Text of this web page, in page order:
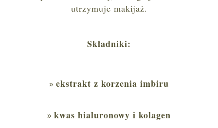
utrzymuje makijaż.
Składniki:
ekstrakt z korzenia imbiru
kwas hialuronowy i kolagen